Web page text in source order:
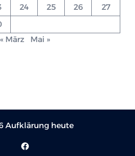
24 25 26
27
« März
Mai »
Aufklärung heute